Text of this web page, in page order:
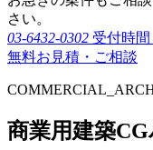
さい。
03-6432-0302 受付時間
無料お見積・ご相談
商業用建築